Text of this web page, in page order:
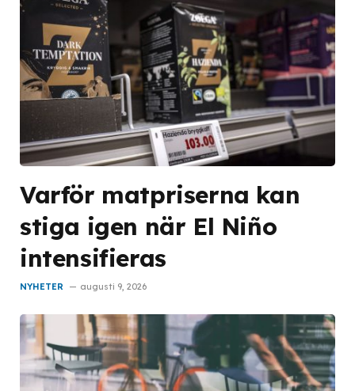
Varför matpriserna kan
stiga igen när El Niño
intensifieras
NYHETER augusti 9, 2026